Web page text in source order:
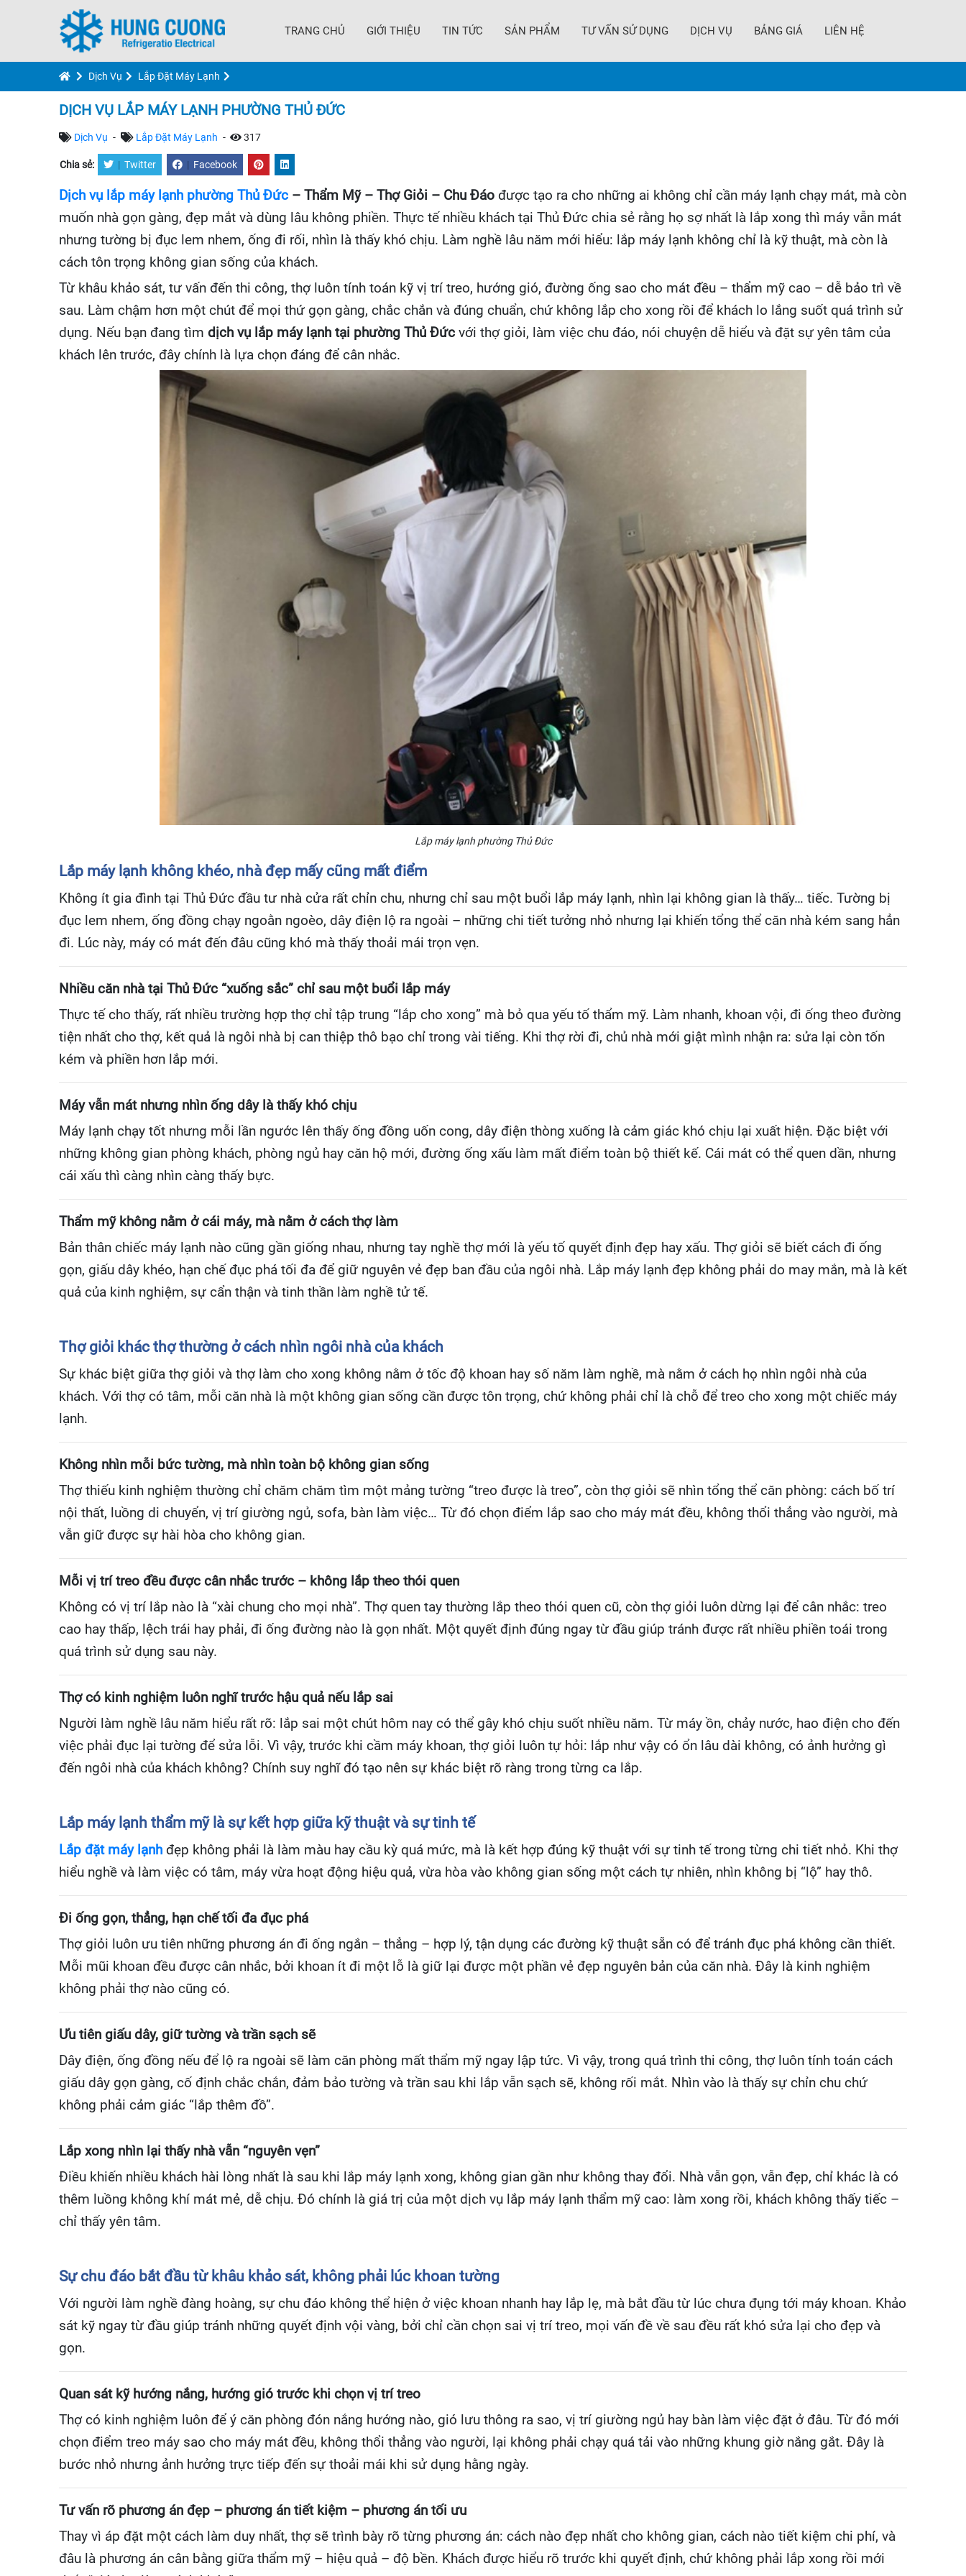
TRANG CHỦ GIỚI THIỆU TIN TỨC SẢN PHẨM TƯ VẤN SỬ DỤNG DỊCH VỤ BẢNG GIÁ LIÊN HỆ
Dịch Vụ Lắp Đặt Máy Lạnh
DỊCH VỤ LẮP MÁY LẠNH PHƯỜNG THỦ ĐỨC
Dịch Vụ - Lắp Đặt Máy Lạnh - 317
Chia sẻ: | Twitter | Facebook
Dịch vụ lắp máy lạnh phường Thủ Đức – Thẩm Mỹ – Thợ Giỏi – Chu Đáo được tạo ra cho những ai không chỉ cần máy lạnh chạy mát, mà còn
muốn nhà gọn gàng, đẹp mắt và dùng lâu không phiền. Thực tế nhiều khách tại Thủ Đức chia sẻ rằng họ sợ nhất là lắp xong thì máy vẫn mát
nhưng tường bị đục lem nhem, ống đi rối, nhìn là thấy khó chịu. Làm nghề lâu năm mới hiểu: lắp máy lạnh không chỉ là kỹ thuật, mà còn là
cách tôn trọng không gian sống của khách.
Từ khâu khảo sát, tư vấn đến thi công, thợ luôn tính toán kỹ vị trí treo, hướng gió, đường ống sao cho mát đều – thẩm mỹ cao – dễ bảo trì về
sau. Làm chậm hơn một chút để mọi thứ gọn gàng, chắc chắn và đúng chuẩn, chứ không lắp cho xong rồi để khách lo lắng suốt quá trình sử
dụng. Nếu bạn đang tìm dịch vụ lắp máy lạnh tại phường Thủ Đức với thợ giỏi, làm việc chu đáo, nói chuyện dễ hiểu và đặt sự yên tâm của
khách lên trước, đây chính là lựa chọn đáng để cân nhắc.
Lắp máy lạnh phường Thủ Đức
Lắp máy lạnh không khéo, nhà đẹp mấy cũng mất điểm
Không ít gia đình tại Thủ Đức đầu tư nhà cửa rất chỉn chu, nhưng chỉ sau một buổi lắp máy lạnh, nhìn lại không gian là thấy… tiếc. Tường bị
đục lem nhem, ống đồng chạy ngoằn ngoèo, dây điện lộ ra ngoài – những chi tiết tưởng nhỏ nhưng lại khiến tổng thể căn nhà kém sang hẳn
đi. Lúc này, máy có mát đến đâu cũng khó mà thấy thoải mái trọn vẹn.
Nhiều căn nhà tại Thủ Đức “xuống sắc” chỉ sau một buổi lắp máy
Thực tế cho thấy, rất nhiều trường hợp thợ chỉ tập trung “lắp cho xong” mà bỏ qua yếu tố thẩm mỹ. Làm nhanh, khoan vội, đi ống theo đường
tiện nhất cho thợ, kết quả là ngôi nhà bị can thiệp thô bạo chỉ trong vài tiếng. Khi thợ rời đi, chủ nhà mới giật mình nhận ra: sửa lại còn tốn
kém và phiền hơn lắp mới.
Máy vẫn mát nhưng nhìn ống dây là thấy khó chịu
Máy lạnh chạy tốt nhưng mỗi lần ngước lên thấy ống đồng uốn cong, dây điện thòng xuống là cảm giác khó chịu lại xuất hiện. Đặc biệt với
những không gian phòng khách, phòng ngủ hay căn hộ mới, đường ống xấu làm mất điểm toàn bộ thiết kế. Cái mát có thể quen dần, nhưng
cái xấu thì càng nhìn càng thấy bực.
Thẩm mỹ không nằm ở cái máy, mà nằm ở cách thợ làm
Bản thân chiếc máy lạnh nào cũng gần giống nhau, nhưng tay nghề thợ mới là yếu tố quyết định đẹp hay xấu. Thợ giỏi sẽ biết cách đi ống
gọn, giấu dây khéo, hạn chế đục phá tối đa để giữ nguyên vẻ đẹp ban đầu của ngôi nhà. Lắp máy lạnh đẹp không phải do may mắn, mà là kết
quả của kinh nghiệm, sự cẩn thận và tinh thần làm nghề tử tế.
Thợ giỏi khác thợ thường ở cách nhìn ngôi nhà của khách
Sự khác biệt giữa thợ giỏi và thợ làm cho xong không nằm ở tốc độ khoan hay số năm làm nghề, mà nằm ở cách họ nhìn ngôi nhà của
khách. Với thợ có tâm, mỗi căn nhà là một không gian sống cần được tôn trọng, chứ không phải chỉ là chỗ để treo cho xong một chiếc máy
lạnh.
Không nhìn mỗi bức tường, mà nhìn toàn bộ không gian sống
Thợ thiếu kinh nghiệm thường chỉ chăm chăm tìm một mảng tường “treo được là treo”, còn thợ giỏi sẽ nhìn tổng thể căn phòng: cách bố trí
nội thất, luồng di chuyển, vị trí giường ngủ, sofa, bàn làm việc… Từ đó chọn điểm lắp sao cho máy mát đều, không thổi thẳng vào người, mà
vẫn giữ được sự hài hòa cho không gian.
Mỗi vị trí treo đều được cân nhắc trước – không lắp theo thói quen
Không có vị trí lắp nào là “xài chung cho mọi nhà”. Thợ quen tay thường lắp theo thói quen cũ, còn thợ giỏi luôn dừng lại để cân nhắc: treo
cao hay thấp, lệch trái hay phải, đi ống đường nào là gọn nhất. Một quyết định đúng ngay từ đầu giúp tránh được rất nhiều phiền toái trong
quá trình sử dụng sau này.
Thợ có kinh nghiệm luôn nghĩ trước hậu quả nếu lắp sai
Người làm nghề lâu năm hiểu rất rõ: lắp sai một chút hôm nay có thể gây khó chịu suốt nhiều năm. Từ máy ồn, chảy nước, hao điện cho đến
việc phải đục lại tường để sửa lỗi. Vì vậy, trước khi cầm máy khoan, thợ giỏi luôn tự hỏi: lắp như vậy có ổn lâu dài không, có ảnh hưởng gì
đến ngôi nhà của khách không? Chính suy nghĩ đó tạo nên sự khác biệt rõ ràng trong từng ca lắp.
Lắp máy lạnh thẩm mỹ là sự kết hợp giữa kỹ thuật và sự tinh tế
Lắp đặt máy lạnh đẹp không phải là làm màu hay cầu kỳ quá mức, mà là kết hợp đúng kỹ thuật với sự tinh tế trong từng chi tiết nhỏ. Khi thợ
hiểu nghề và làm việc có tâm, máy vừa hoạt động hiệu quả, vừa hòa vào không gian sống một cách tự nhiên, nhìn không bị “lộ” hay thô.
Đi ống gọn, thẳng, hạn chế tối đa đục phá
Thợ giỏi luôn ưu tiên những phương án đi ống ngắn – thẳng – hợp lý, tận dụng các đường kỹ thuật sẵn có để tránh đục phá không cần thiết.
Mỗi mũi khoan đều được cân nhắc, bởi khoan ít đi một lỗ là giữ lại được một phần vẻ đẹp nguyên bản của căn nhà. Đây là kinh nghiệm
không phải thợ nào cũng có.
Ưu tiên giấu dây, giữ tường và trần sạch sẽ
Dây điện, ống đồng nếu để lộ ra ngoài sẽ làm căn phòng mất thẩm mỹ ngay lập tức. Vì vậy, trong quá trình thi công, thợ luôn tính toán cách
giấu dây gọn gàng, cố định chắc chắn, đảm bảo tường và trần sau khi lắp vẫn sạch sẽ, không rối mắt. Nhìn vào là thấy sự chỉn chu chứ
không phải cảm giác “lắp thêm đồ”.
Lắp xong nhìn lại thấy nhà vẫn “nguyên vẹn”
Điều khiến nhiều khách hài lòng nhất là sau khi lắp máy lạnh xong, không gian gần như không thay đổi. Nhà vẫn gọn, vẫn đẹp, chỉ khác là có
thêm luồng không khí mát mẻ, dễ chịu. Đó chính là giá trị của một dịch vụ lắp máy lạnh thẩm mỹ cao: làm xong rồi, khách không thấy tiếc –
chỉ thấy yên tâm.
Sự chu đáo bắt đầu từ khâu khảo sát, không phải lúc khoan tường
Với người làm nghề đàng hoàng, sự chu đáo không thể hiện ở việc khoan nhanh hay lắp lẹ, mà bắt đầu từ lúc chưa đụng tới máy khoan. Khảo
sát kỹ ngay từ đầu giúp tránh những quyết định vội vàng, bởi chỉ cần chọn sai vị trí treo, mọi vấn đề về sau đều rất khó sửa lại cho đẹp và
gọn.
Quan sát kỹ hướng nắng, hướng gió trước khi chọn vị trí treo
Thợ có kinh nghiệm luôn để ý căn phòng đón nắng hướng nào, gió lưu thông ra sao, vị trí giường ngủ hay bàn làm việc đặt ở đâu. Từ đó mới
chọn điểm treo máy sao cho máy mát đều, không thổi thẳng vào người, lại không phải chạy quá tải vào những khung giờ nắng gắt. Đây là
bước nhỏ nhưng ảnh hưởng trực tiếp đến sự thoải mái khi sử dụng hằng ngày.
Tư vấn rõ phương án đẹp – phương án tiết kiệm – phương án tối ưu
Thay vì áp đặt một cách làm duy nhất, thợ sẽ trình bày rõ từng phương án: cách nào đẹp nhất cho không gian, cách nào tiết kiệm chi phí, và
đâu là phương án cân bằng giữa thẩm mỹ – hiệu quả – độ bền. Khách được hiểu rõ trước khi quyết định, chứ không phải lắp xong rồi mới